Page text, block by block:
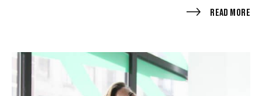
READ MORE